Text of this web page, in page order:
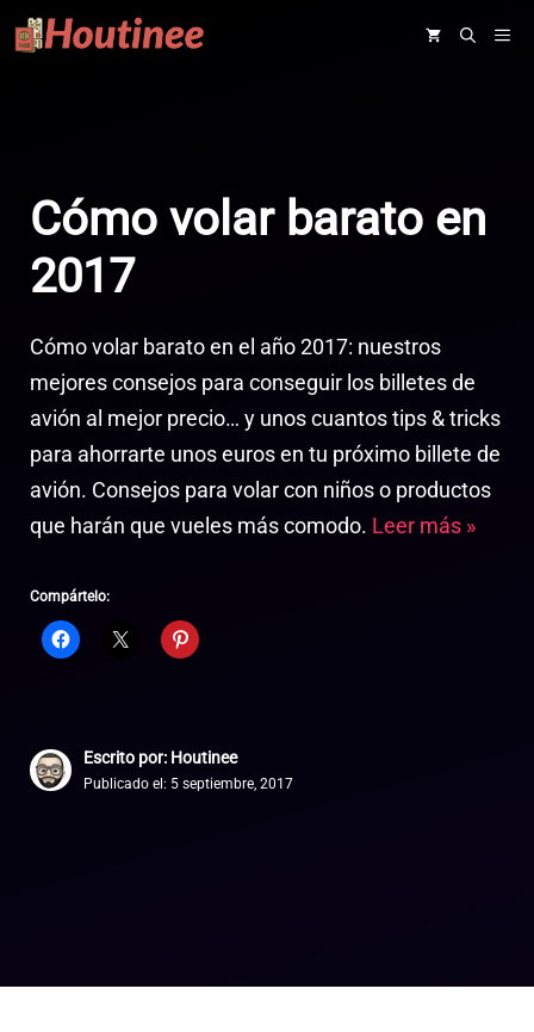
Saltar
al
Cómo volar barato en
2017
Cómo volar barato en el año 2017: nuestros
mejores consejos para conseguir los billetes de
avión al mejor precio… y unos cuantos tips & tricks
para ahorrarte unos euros en tu próximo billete de
avión. Consejos para volar con niños o productos
que harán que vueles más comodo. Leer más »
Compártelo:
Escrito por: Houtinee
Publicado el: 5 septiembre, 2017